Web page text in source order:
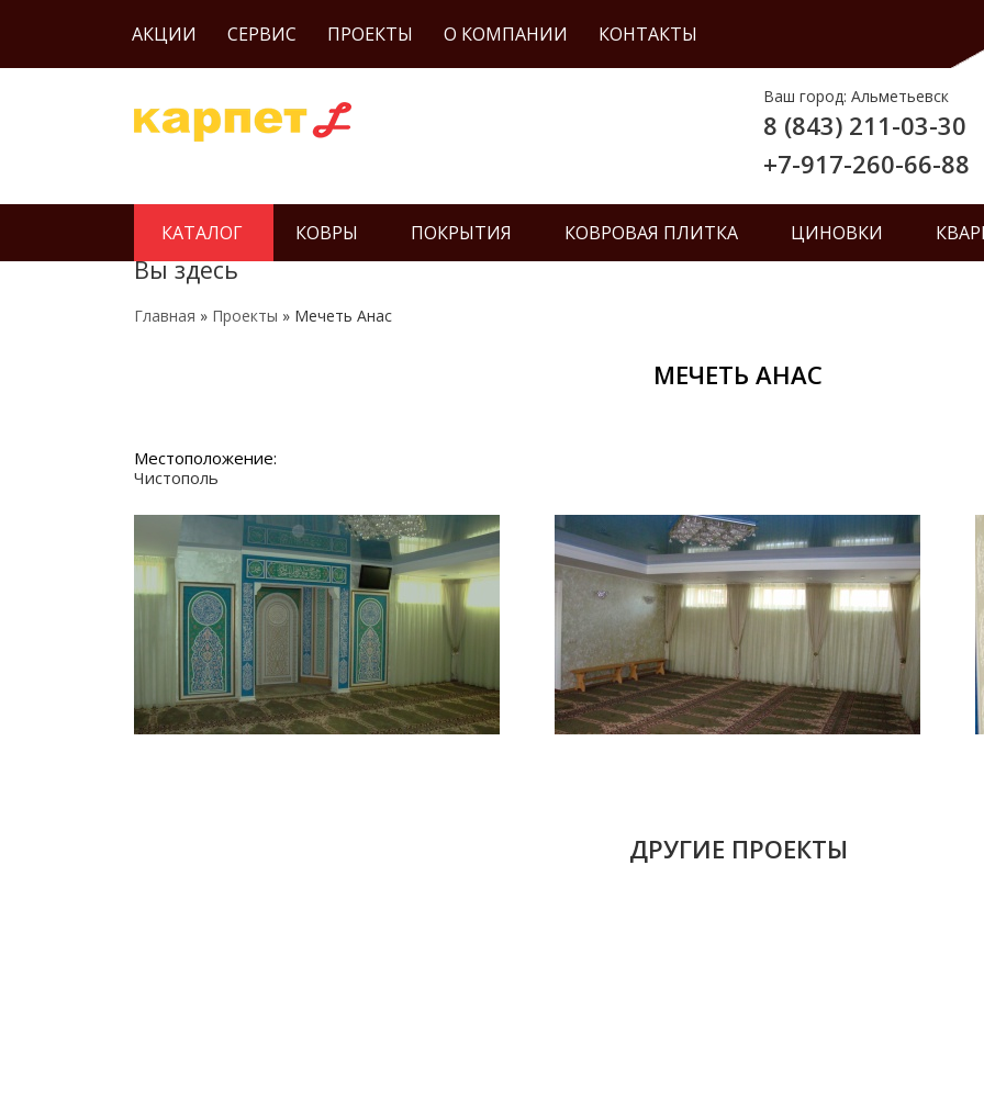
АКЦИИ СЕРВИС ПРОЕКТЫ О КОМПАНИИ КОНТАКТЫ
Ваш город: Альметьевск
8 (843) 211-03-30
+7-917-260-66-88
КАТАЛОГ КОВРЫ ПОКРЫТИЯ КОВРОВАЯ ПЛИТКА ЦИНОВКИ
Вы здесь
Главная » Проекты » Мечеть Анас
МЕЧЕТЬ АНАС
Местоположение:
Чистополь
ДРУГИЕ ПРОЕКТЫ